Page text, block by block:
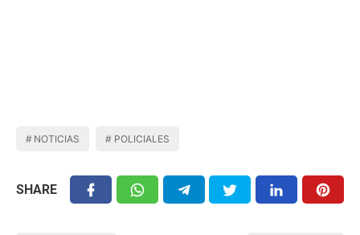
NOTICIAS POLICIALES
SHARE